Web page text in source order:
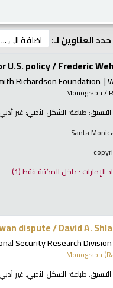
حدد العناوين لـِ:
U.S. policy /Frederic
Richardson Foundation
Monograph /
التنسيق: طباعة؛ الشكل الأدبي: غير أدبي
Santa
الإمارات : داخل المكتبة فقط(1).
dispute /David A.
Security Research Division
Monograph
التنسيق: طباعة؛ الشكل الأدبي: غير أدبي